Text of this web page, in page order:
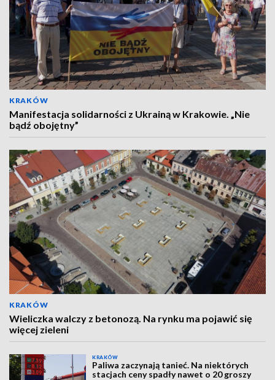
KRAKÓW
Manifestacja solidarności z Ukrainą w Krakowie. „Nie
bądź obojętny”
KRAKÓW
Wieliczka walczy z betonozą. Na rynku ma pojawić się
więcej zieleni
KRAKÓW
Paliwa zaczynają tanieć. Na niektórych
stacjach ceny spadły nawet o 20 groszy